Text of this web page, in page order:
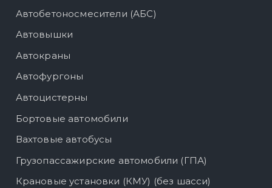
Автобетоносмесители (АБС)
Автовышки
Автокраны
Автофургоны
Автоцистерны
Бортовые автомобили
Вахтовые автобусы
Грузопассажирские автомобили (ГПА)
Крановые установки (КМУ) (без шасси)